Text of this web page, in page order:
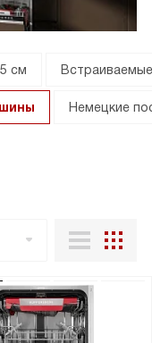
см
Немецкие